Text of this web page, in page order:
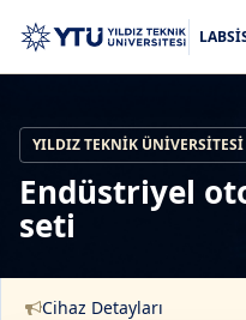
YILDIZ TEKNIK ÜNIVERSITESI
Endüstriyel
seti
Cihaz Detayları